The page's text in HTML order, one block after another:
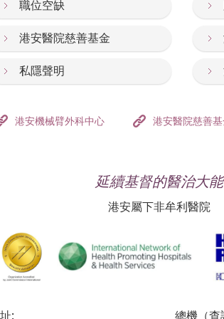
職位空缺
港安醫院慈善基金
私隱聲明
港安機械臂外科中心 港安醫院慈善基
延續基督的醫治大能
港安屬下非牟利醫院
: 總機（查